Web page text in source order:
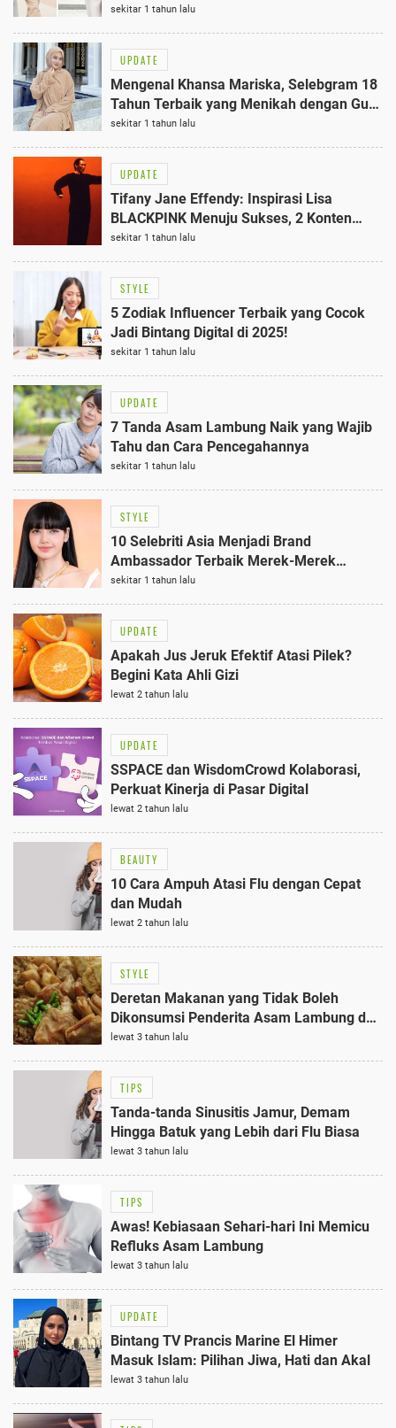
Terbaiknya
sekitar 1 tahun lalu
UPDATE
Mengenal Khansa Mariska, Selebgram 18
Tahun Terbaik yang Menikah dengan Gus
Azmi
sekitar 1 tahun lalu
UPDATE
Tifany Jane Effendy: Inspirasi Lisa
BLACKPINK Menuju Sukses, 2 Konten
Viral yang Membuatnya Populer
sekitar 1 tahun lalu
STYLE
5 Zodiak Influencer Terbaik yang Cocok
Jadi Bintang Digital di 2025!
sekitar 1 tahun lalu
UPDATE
7 Tanda Asam Lambung Naik yang Wajib
Tahu dan Cara Pencegahannya
sekitar 1 tahun lalu
STYLE
10 Selebriti Asia Menjadi Brand
Ambassador Terbaik Merek-Merek
Mewah Dunia
sekitar 1 tahun lalu
UPDATE
Apakah Jus Jeruk Efektif Atasi Pilek?
Begini Kata Ahli Gizi
lewat 2 tahun lalu
UPDATE
SSPACE dan WisdomCrowd Kolaborasi,
Perkuat Kinerja di Pasar Digital
lewat 2 tahun lalu
BEAUTY
10 Cara Ampuh Atasi Flu dengan Cepat
dan Mudah
lewat 2 tahun lalu
STYLE
Deretan Makanan yang Tidak Boleh
Dikonsumsi Penderita Asam Lambung dan
GERD
lewat 3 tahun lalu
TIPS
Tanda-tanda Sinusitis Jamur, Demam
Hingga Batuk yang Lebih dari Flu Biasa
lewat 3 tahun lalu
TIPS
Awas! Kebiasaan Sehari-hari Ini Memicu
Refluks Asam Lambung
lewat 3 tahun lalu
UPDATE
Bintang TV Prancis Marine El Himer
Masuk Islam: Pilihan Jiwa, Hati dan Akal
lewat 3 tahun lalu